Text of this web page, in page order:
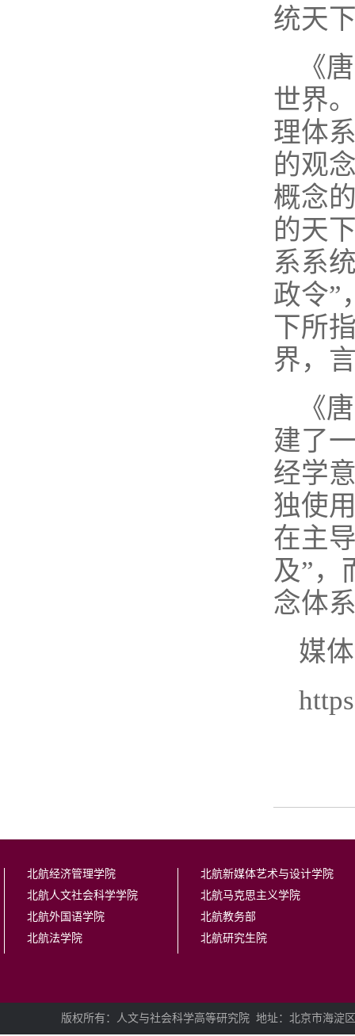
统天
《
世界
理体
的观
概念
的天
系系
政令”
下所
界，
《
建了
经学
独使
在主
及”，
念体
媒
北航经济管理学院
北航人文社会科学学院
北航外国语学院
北航法学院
北航新媒体艺术与设计学院
北航马克思主义学院
北航教务部
北航研究生院
版权所有：人文与社会科学高等研究院 地址：北京市海淀